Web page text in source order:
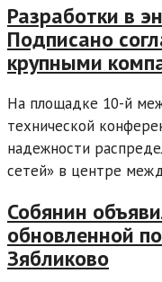
Разработки в
Подписано
крупными
На площадке 10-й
технической
надежности
сетей» в центре
Собянин
обновленной
Зябликово